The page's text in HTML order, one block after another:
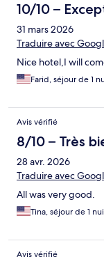
10/10 –
31 mars 2026
Traduire avec
Nice hotel,I will
Farid, séjour de 1
Avis vérifié
8/10 – Très
28 avr. 2026
Traduire avec
All was very good.
Tina, séjour de 1
Avis vérifié